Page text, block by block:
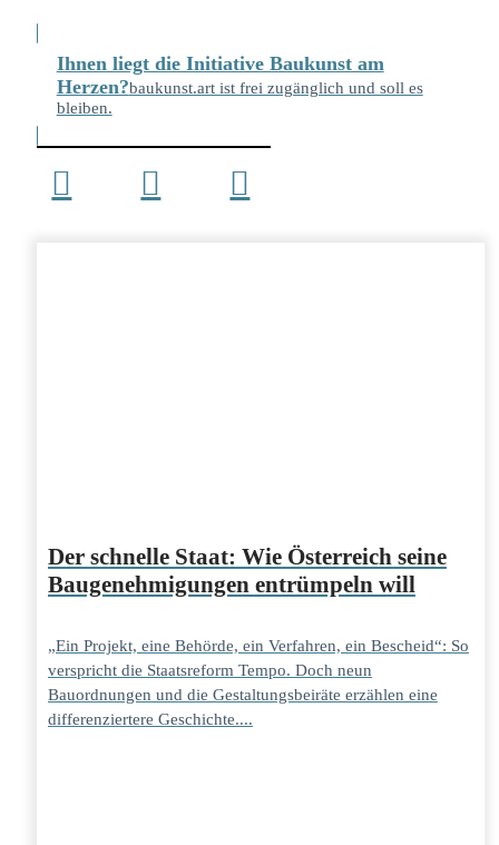
Ihnen liegt die Initiative Baukunst am
Herzen?baukunst.art ist frei zugänglich und soll es
bleiben.
Der schnelle Staat: Wie Österreich seine
Baugenehmigungen entrümpeln will
„Ein Projekt, eine Behörde, ein Verfahren, ein Bescheid“: So
verspricht die Staatsreform Tempo. Doch neun
Bauordnungen und die Gestaltungsbeiräte erzählen eine
differenziertere Geschichte....